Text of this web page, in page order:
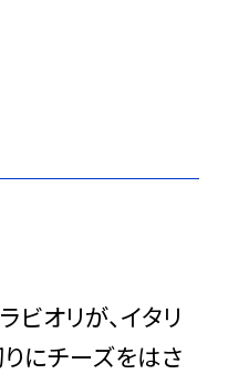
ビオリが、イタリ
にチーズをはさ